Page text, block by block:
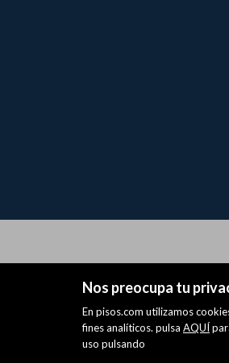
Nos preocupa tu
En pisos.com utilizamos
fines analíticos. pulsa AQUÍ
uso pulsando